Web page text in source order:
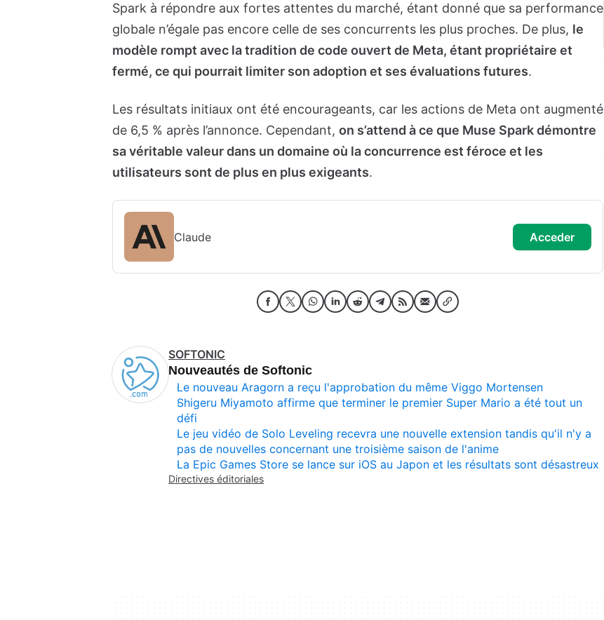
Spark à répondre aux fortes attentes du marché, étant donné que sa performance
globale n’égale pas encore celle de ses concurrents les plus proches. De plus, le
modèle rompt avec la tradition de code ouvert de Meta, étant propriétaire et
fermé, ce qui pourrait limiter son adoption et ses évaluations futures.
Les résultats initiaux ont été encourageants, car les actions de Meta ont augmenté
de 6,5 % après l’annonce. Cependant, on s’attend à ce que Muse Spark démontre
sa véritable valeur dans un domaine où la concurrence est féroce et les
utilisateurs sont de plus en plus exigeants.
Claude acceder
SOFTONIC
Nouveautés de Softonic
Le nouveau Aragorn a reçu l'approbation du même Viggo Mortensen
Shigeru Miyamoto affirme que terminer le premier Super Mario a été tout un
défi
Le jeu vidéo de Solo Leveling recevra une nouvelle extension tandis qu'il n'y a
pas de nouvelles concernant une troisième saison de l'anime
La Epic Games Store se lance sur iOS au Japon et les résultats sont désastreux
Directives éditoriales